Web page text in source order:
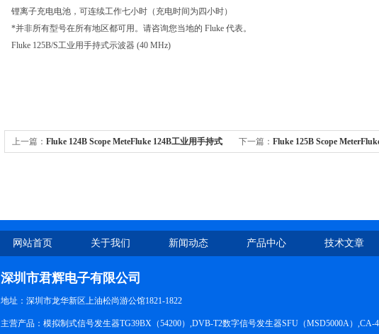
锂离子充电电池，可连续工作七小时（充电时间为四小时）
*并非所有型号在所有地区都可用。请咨询您当地的 Fluke 代表。
Fluke 125B/S工业用手持式示波器 (40 MHz)
上一篇： Fluke 124B Scope MeteFluke 124B工业用手持式 下一篇： Fluke 125B Scope
网站首页 关于我们 新闻动态 产品中心 技术文章
深圳市君辉电子有限公司
地址：深圳市龙华新区上油松尚游公馆1821-1822
主营产品：模拟制式信号发生器TG39BX（54200）,DVB-T2数字信号发生器SFU（MSD5000A）,CA-